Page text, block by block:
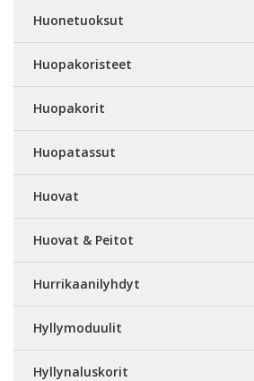
Huonetuoksut
Huopakoristeet
Huopakorit
Huopatassut
Huovat
Huovat & Peitot
Hurrikaanilyhdyt
Hyllymoduulit
Hyllynaluskorit